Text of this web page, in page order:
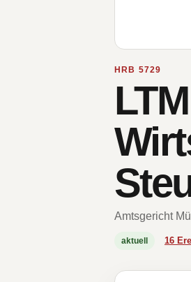
HRB 5729
Amtsgericht
aktuell 16